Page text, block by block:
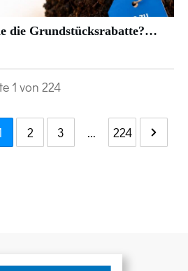
die Grundstücksrabatte?…
1 von 224
2 3 ... 224